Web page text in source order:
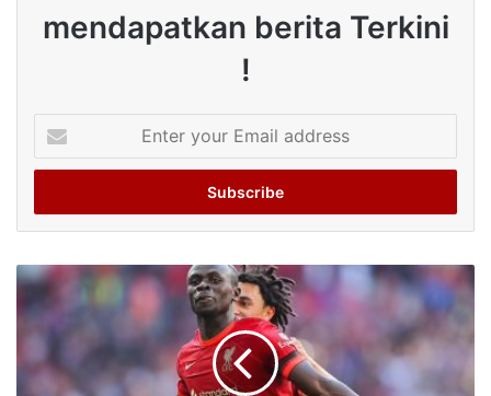
mendapatkan berita Terkini
!
your
Email